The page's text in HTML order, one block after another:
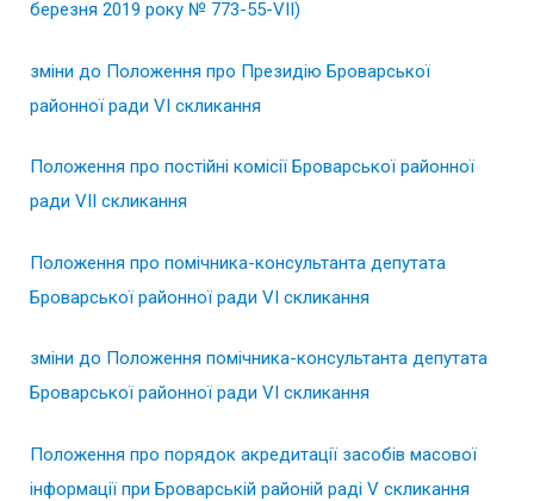
березня 2019 року № 773-55-VІІ)
зміни до Положення про Президію Броварської
районної ради VІ скликання
Положення про постійні комісії Броварської районної
ради VІІ скликання
Положення про помічника-консультанта депутата
Броварської районної ради VІ скликання
зміни до Положення помічника-консультанта депутата
Броварської районної ради VІ скликання
Положення про порядок акредитації засобів масової
інформації при Броварській районій раді V скликання